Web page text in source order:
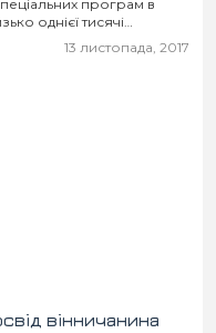
програм в
однієї тисячі
13 листопада, 2017
вінничанина